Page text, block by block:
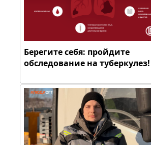
Берегите себя: пройдите
обследование на туберкулез!